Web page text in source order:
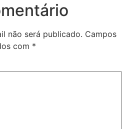
não será publicado. Campos
com *